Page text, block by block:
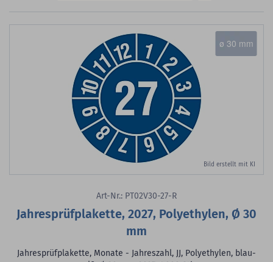
ø 30 mm
Bild erstellt mit KI
Art-Nr.: PT02V30-27-R
Jahresprüfplakette, 2027, Polyethylen, Ø 30
mm
Jahresprüfplakette, Monate - Jahreszahl, JJ, Polyethylen, blau-